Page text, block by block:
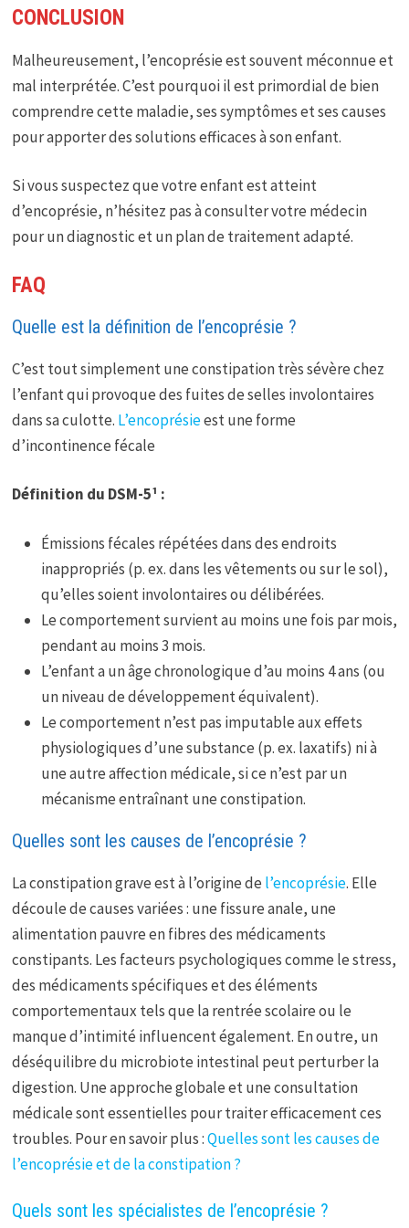
CONCLUSION
Malheureusement, l’encoprésie est souvent méconnue et
mal interprétée. C’est pourquoi il est primordial de bien
comprendre cette maladie, ses symptômes et ses causes
pour apporter des solutions efficaces à son enfant.
Si vous suspectez que votre enfant est atteint
d’encoprésie, n’hésitez pas à consulter votre médecin
pour un diagnostic et un plan de traitement adapté.
FAQ
Quelle est la définition de l’encoprésie ?
C’est tout simplement une constipation très sévère chez
l’enfant qui provoque des fuites de selles involontaires
dans sa culotte. L’encoprésieest une forme
d’incontinence fécale
Définition du DSM-5¹ :
Émissions fécales répétées dans des endroits
inappropriés (p. ex. dans les vêtements ou sur le sol),
qu’elles soient involontaires ou délibérées.
Le comportement survient au moins une fois par mois,
pendant au moins 3 mois.
L’enfant a un âge chronologique d’au moins 4 ans (ou
un niveau de développement équivalent).
Le comportement n’est pas imputable aux effets
physiologiques d’une substance (p. ex. laxatifs) ni à
une autre affection médicale, si ce n’est par un
mécanisme entraînant une constipation.
Quelles sont les causes de l’encoprésie ?
La constipation grave est à l’origine de l’encoprésie. Elle
découle de causes variées : une fissure anale, une
alimentation pauvre en fibres des médicaments
constipants. Les facteurs psychologiques comme le stress,
des médicaments spécifiques et des éléments
comportementaux tels que la rentrée scolaire ou le
manque d’intimité influencent également. En outre, un
déséquilibre du microbiote intestinal peut perturber la
digestion. Une approche globale et une consultation
médicale sont essentielles pour traiter efficacement ces
troubles. Pour en savoir plus :Quelles sont les causes de
l’encoprésie et de la constipation ?
Quels sont les spécialistes de l’encoprésie ?